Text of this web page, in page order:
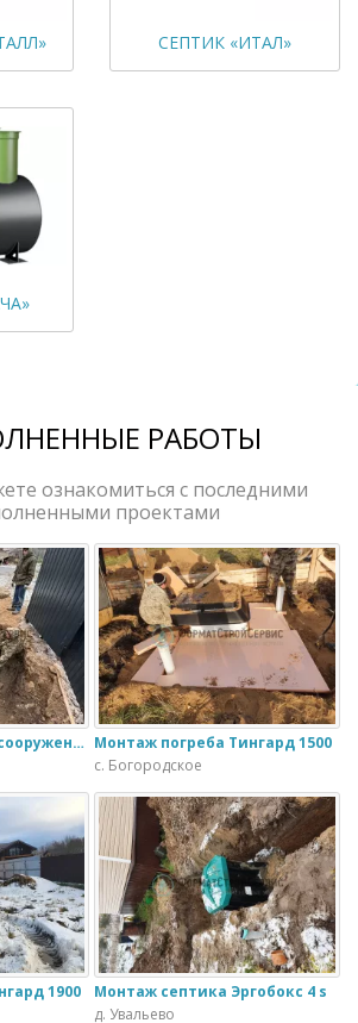
СЕПТИК «ИТАЛ»
РАБОТЫ
ознакомиться с последними
проектами
Монтаж очистного сооружения Тверь - 1.1ПН в загородном доме Монтаж погреба Тингард 1500
с. Богородское
1900
Монтаж септика Эргобокс 4 s
д. Увальево